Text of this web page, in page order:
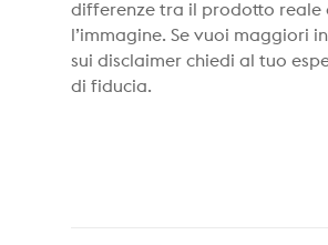
differenze tra il prodotto reale
l’immagine. Se vuoi maggiori
sui disclaimer chiedi al tuo
di fiducia.